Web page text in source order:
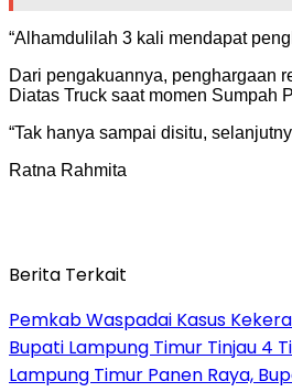
“Alhamdulilah 3 kali mendapat
Dari pengakuannya, penghargaan
Diatas Truck saat momen Sumpah
“Tak hanya sampai disitu,
Ratna Rahmita
Berita Terkait
Pemkab Waspadai Kasus
Bupati Lampung Timur Tinjau 4
Lampung Timur Panen Raya,